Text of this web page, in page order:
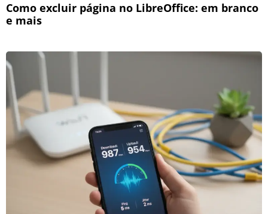
Como excluir página no LibreOffice: em branco
e mais